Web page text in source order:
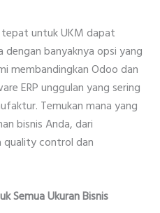
untuk UKM dapat
banyaknya opsi yang
membandingkan Odoo dan
ERP unggulan yang sering
Temukan mana yang
bisnis Anda, dari
quality control dan
Semua Ukuran Bisnis